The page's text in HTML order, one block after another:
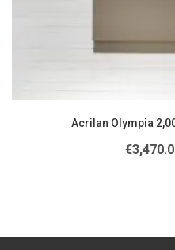
Acrilan Olympia
€